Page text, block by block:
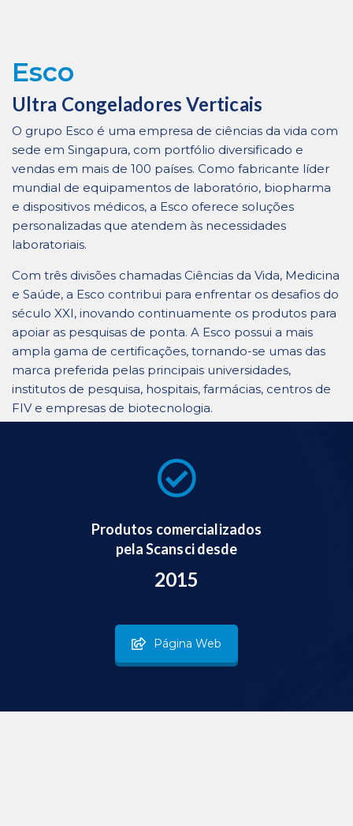
Esco
Ultra Congeladores Verticais
O grupo Esco é uma empresa de ciências da vida com
sede em Singapura, com portfólio diversificado e
vendas em mais de 100 países. Como fabricante líder
mundial de equipamentos de laboratório, biopharma
e dispositivos médicos, a Esco oferece soluções
personalizadas que atendem às necessidades
laboratoriais.
Com três divisões chamadas Ciências da Vida, Medicina
e Saúde, a Esco contribui para enfrentar os desafios do
século XXI, inovando continuamente os produtos para
apoiar as pesquisas de ponta. A Esco possui a mais
ampla gama de certificações, tornando-se umas das
marca preferida pelas principais universidades,
institutos de pesquisa, hospitais, farmácias, centros de
FIV e empresas de biotecnologia.
Produtos comercializados
pela Scansci desde
2015
Página Web